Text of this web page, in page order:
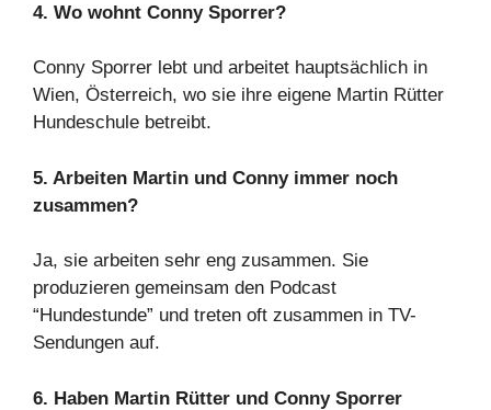
4. Wo wohnt Conny Sporrer?
Conny Sporrer lebt und arbeitet hauptsächlich in
Wien, Österreich, wo sie ihre eigene Martin Rütter
Hundeschule betreibt.
5. Arbeiten Martin und Conny immer noch
zusammen?
Ja, sie arbeiten sehr eng zusammen. Sie
produzieren gemeinsam den Podcast
“Hundestunde” und treten oft zusammen in TV-
Sendungen auf.
6. Haben Martin Rütter und Conny Sporrer